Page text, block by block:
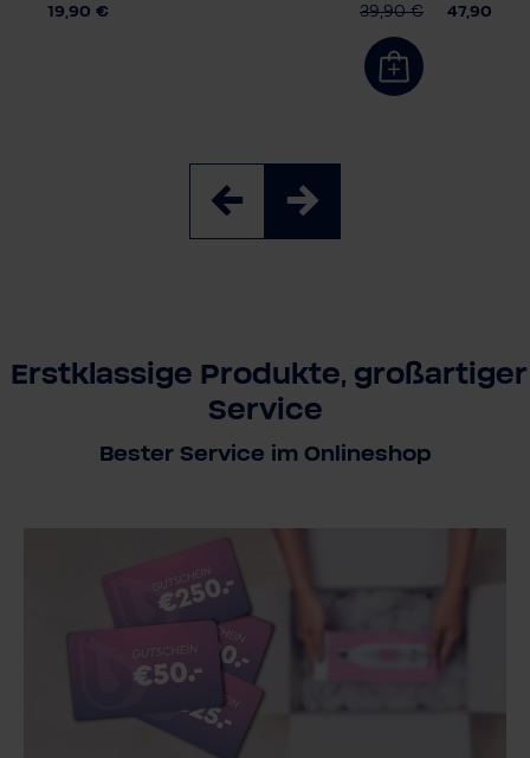
19,90 € 39,90 € 47,90 €
Erstklassige Produkte, großartiger
Service
Bester Service im Onlineshop